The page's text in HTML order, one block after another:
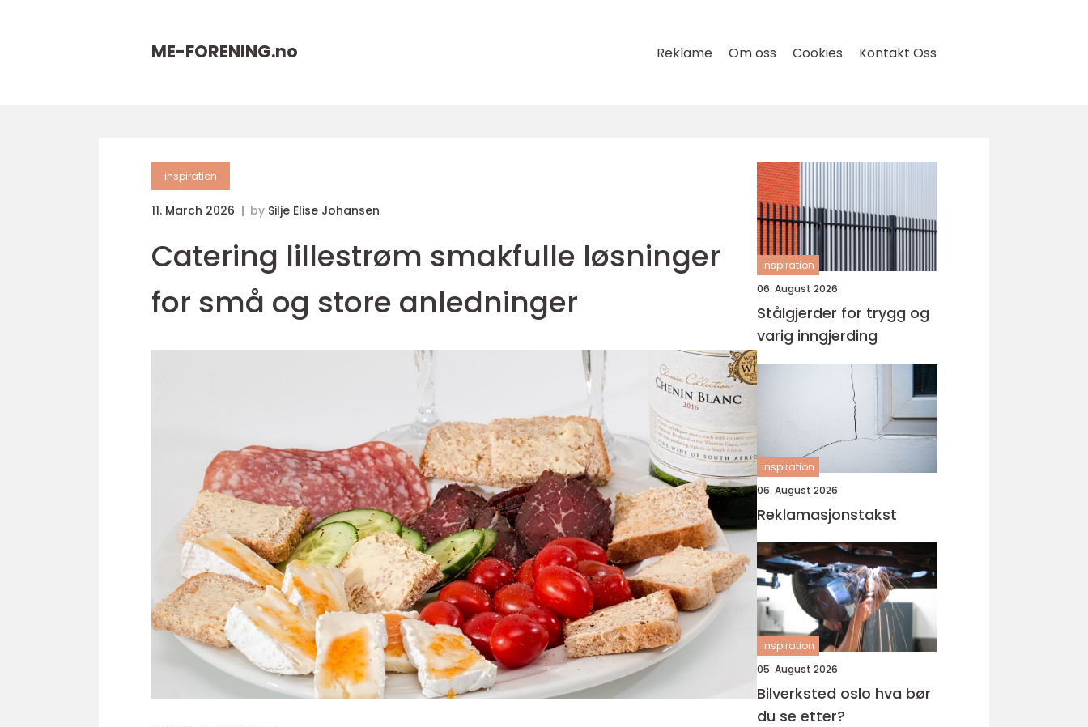
ME-FORENING.no Reklame Om oss Cookies Kontakt Oss
inspiration
11. March 2026 by Silje Elise Johansen
Catering lillestrøm smakfulle løsninger
for små og store anledninger
inspiration
06. August 2026
Stålgjerder for trygg og
varig inngjerding
inspiration
06. August 2026
Reklamasjonstakst
inspiration
05. August 2026
Bilverksted oslo hva bør
du se etter?